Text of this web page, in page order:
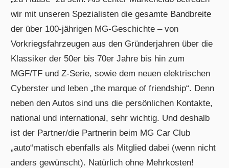
wir mit unseren Spezialisten die gesamte Bandbreite
der über 100-jährigen MG-Geschichte – von
Vorkriegsfahrzeugen aus den Gründerjahren über die
Klassiker der 50er bis 70er Jahre bis hin zum
MGF/TF und Z-Serie, sowie dem neuen elektrischen
Cyberster und leben „the marque of friendship“. Denn
neben den Autos sind uns die persönlichen Kontakte,
national und international, sehr wichtig. Und deshalb
ist der Partner/die Partnerin beim MG Car Club
„auto“matisch ebenfalls als Mitglied dabei (wenn nicht
anders gewünscht). Natürlich ohne Mehrkosten!